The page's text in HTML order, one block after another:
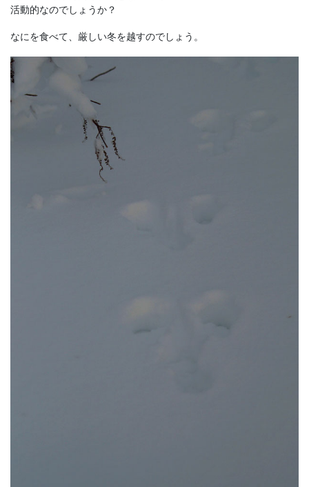
活動的なのでしょうか？
なにを食べて、厳しい冬を越すのでしょう。